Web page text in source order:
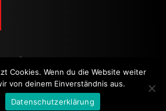
Cookies. Wenn du die Website weiter
von deinem Einverständnis aus.
Datenschutzerklärung